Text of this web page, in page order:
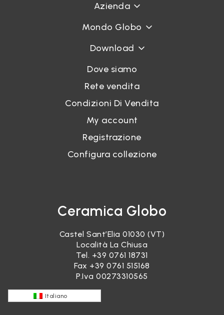
Azienda
Mondo Globo
Download
Dove siamo
Rete vendita
Condizioni Di Vendita
My account
Registrazione
Configura collezione
Ceramica Globo
Castel Sant’Elia 01030 (VT)
Località La Chiusa
Tel. +39 0761 18731
Fax +39 0761 515168
P.Iva 00273310565
Italiano